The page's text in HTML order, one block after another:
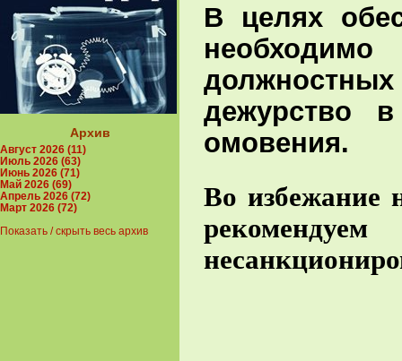
В целях
дежурство
омовения.
Во избежание
Архив
Август 2026 (11)
Июль 2026 (63)
Июнь 2026 (71)
Май 2026 (69)
Апрель 2026 (72)
Март 2026 (72)
Показать / скрыть весь архив